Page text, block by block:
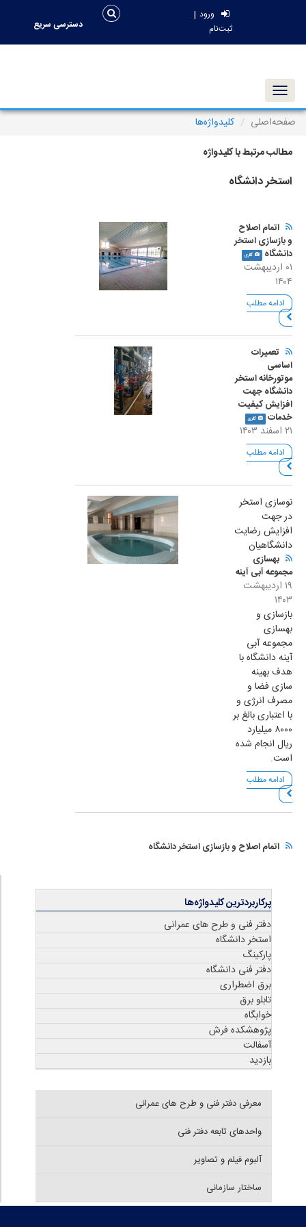
ورود |
ثبت‌نام دسترسی سریع
Toggle navigation
صفحه‌اصلی
کلیدواژه‌ها
مطالب مرتبط با کلیدواژه
استخر دانشگاه
اتمام اصلاح
و بازسازی استخر
دانشگاه
گالری
۰۱ اردیبهشت
۱۴۰۴
ادامه مطلب
تعمیرات
اساسی
موتورخانه استخر
دانشگاه جهت
افزایش کیفیت
خدمات
گالری
۲۱ اسفند ۱۴۰۳
ادامه مطلب
نوسازی استخر
در جهت
افزایش رضایت
دانشگاهیان
بهسازی
مجموعه آبی آینه
۱۹ اردیبهشت
۱۴۰۳
بازسازی و
بهسازی
مجموعه آبی
آینه دانشگاه با
هدف بهینه
سازی فضا و
مصرف انرژی و
با اعتباری بالغ بر
۸۰۰۰ میلیارد
ریال انجام شده
است.
ادامه مطلب
اتمام اصلاح و بازسازی استخر دانشگاه
پرکاربردترین کلیدواژه‌ها
دفتر فنی و طرح های عمرانی
استخر دانشگاه
پارکینگ
دفتر فنی دانشگاه
برق اضطراری
تابلو برق
خوابگاه
پژوهشکده فرش
آسفالت
بازدید
معرفی دفتر فنی و طرح های عمرانی
واحدهای تابعه دفتر فنی
آلبوم فیلم و تصاویر
ساختار سازمانی